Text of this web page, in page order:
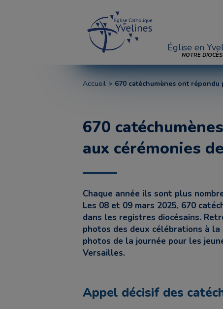
Église en
NOTRE
Accueil 670 catéchumènes ont
670
aux cérémonies
Chaque année ils sont plus
Les 08 et 09 mars 2025, 670
dans les registres diocésains.
photos des deux célébrations à
photos de la journée pour les
Versailles.
Appel décisif des